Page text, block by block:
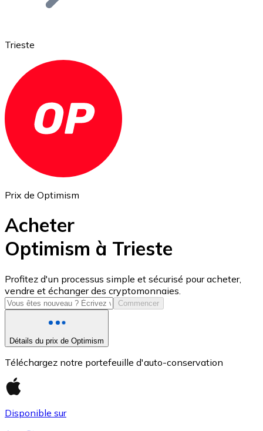
Ethereum
ETH
USD Coin
USDC
Trieste
Prix de Optimism
Acheter
Optimism à Trieste
Profitez d'un processus simple et sécurisé pour acheter,
vendre et échanger des cryptomonnaies.
Commencer
Détails du prix de Optimism
Téléchargez notre portefeuille d'auto-conservation
Disponible sur